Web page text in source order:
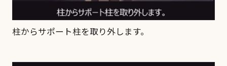
柱からサポート柱を取り外します。